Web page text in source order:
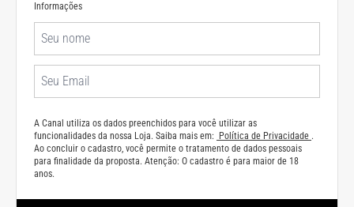
Informações
A Canal utiliza os dados preenchidos para você utilizar as
funcionalidades da nossa Loja. Saiba mais em:
Política de Privacidade .
Ao concluir o cadastro, você permite o tratamento de dados pessoais
para finalidade da proposta. Atenção: O cadastro é para maior de 18
anos.